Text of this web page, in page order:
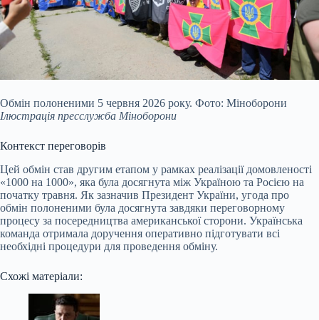
Обмін полоненими 5 червня 2026 року. Фото: Міноборони
Ілюстрація пресслужба Міноборони
Контекст переговорів
Цей обмін став другим етапом у рамках реалізації домовленості
«1000 на 1000», яка була досягнута між Україною та Росією на
початку травня. Як зазначив Президент України, угода про
обмін полоненими була досягнута завдяки переговорному
процесу за посередництва американської сторони. Українська
команда отримала доручення оперативно підготувати всі
необхідні процедури для проведення обміну.
Схожі матеріали: